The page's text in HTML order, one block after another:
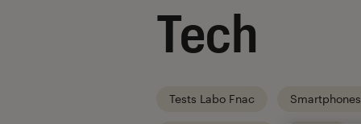
Tech
Tests Labo Fnac Smartphones